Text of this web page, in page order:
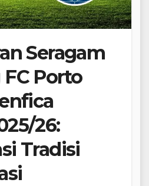
Seragam
Porto
26:
Tradisi